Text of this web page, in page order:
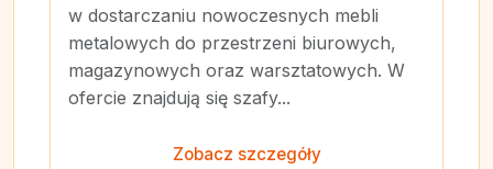
w dostarczaniu nowoczesnych mebli
metalowych do przestrzeni biurowych,
magazynowych oraz warsztatowych. W
ofercie znajdują się szafy...
Zobacz szczegóły